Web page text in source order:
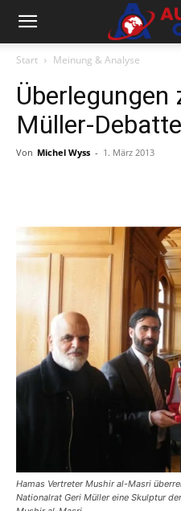
Start Meinung & Analyse
Überlegungen
Müller-
Von Michel Wyss - 1. März 2013
Hamas Vertreter Mushir al-Masri
Nationalrat Geri Müller eine Skulptur